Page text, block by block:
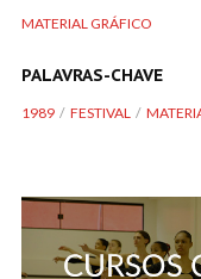
MATERIAL GRÁFICO
PALAVRAS-CHAVE
1989 FESTIVAL